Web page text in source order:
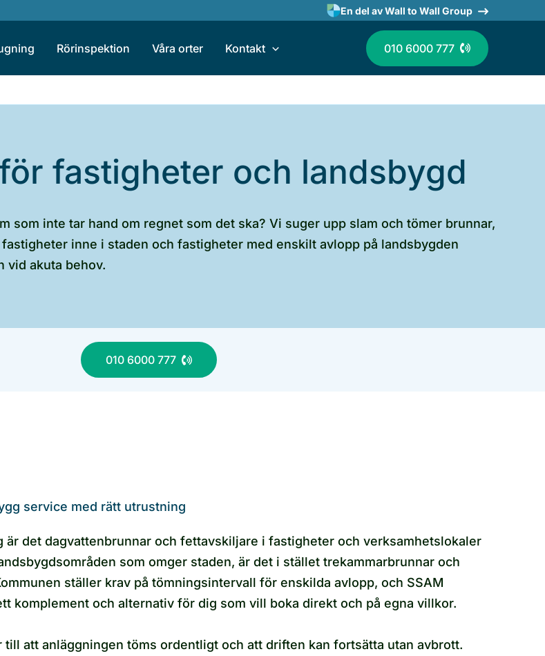
En del av Wall to Wall Group
Rörinspektion Våra orter Kontakt 010 6000 777
fastigheter och landsbygd
inte tar hand om regnet som det ska? Vi suger upp slam och tömer brunnar,
inne i staden och fastigheter med enskilt avlopp på landsbygden
vid akuta behov.
010 6000 777
service med rätt utrustning
det dagvattenbrunnar och fettavskiljare i fastigheter och verksamhetslokaler
som omger staden, är det i stället trekammarbrunnar och
ställer krav på tömningsintervall för enskilda avlopp, och SSAM
komplement och alternativ för dig som vill boka direkt och på egna villkor.
att anläggningen töms ordentligt och att driften kan fortsätta utan avbrott.